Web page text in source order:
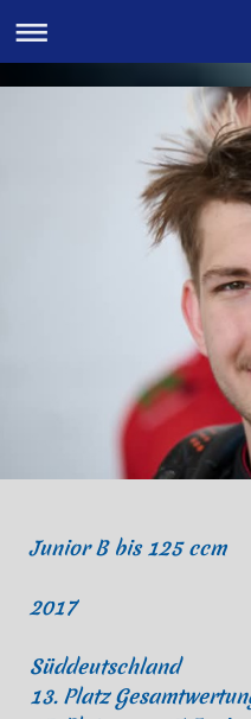
Junior B bis 125 ccm
2017
Süddeutschland
13. Platz